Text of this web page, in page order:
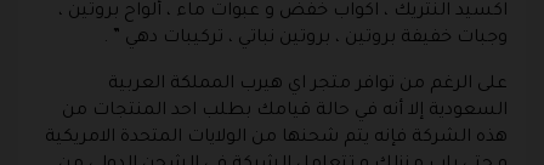
اكسيد النتريك ، اكواب خفض و عبوات ماء ، ألواح بروتين ،
وجبات خفيفة بروتين ، بروتين نباتي ، تركيبات دهي ” .
على الرغم من توافر متجر اي هيرب المملكة العربية
السعودية إلا أنه في حالة قيامك بطلب احد المنتجات من
هذه الشركة فإنه يتم شحنها من الولايات المتحدة الامريكية